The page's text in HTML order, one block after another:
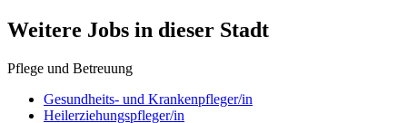
Weitere Jobs in dieser Stadt
Pflege und Betreuung
Gesundheits- und Krankenpfleger/in
Heilerziehungspfleger/in